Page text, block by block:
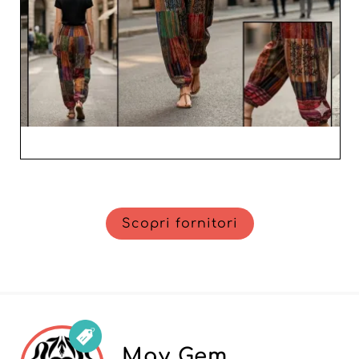
Scopri fornitori